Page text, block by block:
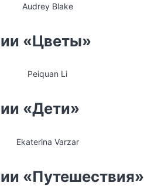
Audrey Blake
«Цветы»
Peiquan Li
«Дети»
Ekaterina Varzar
«Путешествия»